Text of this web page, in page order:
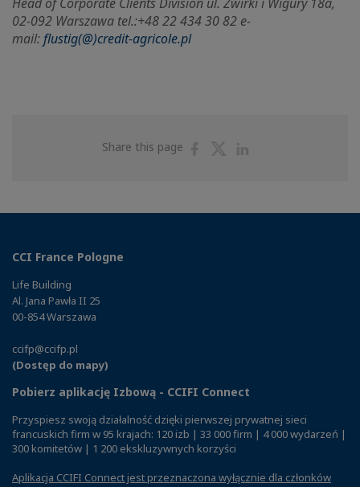
Head of Corporate Clients Division ul. Żwirki i Wigury 18a,
02-092 Warszawa tel.:+48 22 434 30 82 e-
mail:flustig(@)credit-agricole.pl
Share this page
ShareShare
CCI France Pologne
Life Building
Al. Jana Pawła II 25
00-854 Warszawa
ccifp@ccifp.pl
(Dostęp do mapy)
Pobierz aplikację Izbową - CCIFI Connect
Przyspiesz swoją działalność dzięki pierwszej prywatnej sieci
francuskich firm w 95 krajach: 120 izb | 33 000 firm | 4 000 wydarzeń |
300 komitetów | 1 200 ekskluzywnych korzyści
Aplikacja CCIFI Connect jest przeznaczona wyłącznie dla członków